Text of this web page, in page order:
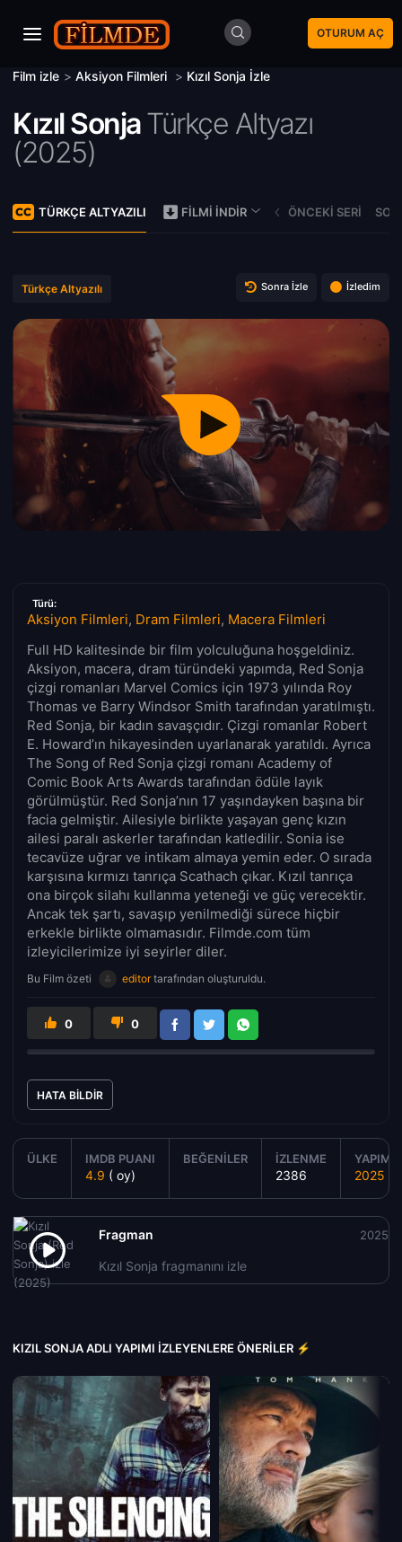
OTURUM AÇ
Film izle > Aksiyon Filmleri > Kızıl Sonja İzle
Kızıl SonjaTürkçe Altyazı
(2025)
TÜRKÇE ALTYAZILI FILMI İNDIR ÖNCEKI SERI
Türkçe Altyazılı Sonra İzle İzledim
Türü:
Aksiyon Filmleri, Dram Filmleri, Macera Filmleri
Full HD kalitesinde bir film yolculuğuna hoşgeldiniz.
Aksiyon, macera, dram türündeki yapımda, Red Sonja
çizgi romanları Marvel Comics için 1973 yılında Roy
Thomas ve Barry Windsor Smith tarafından yaratılmıştı.
Red Sonja, bir kadın savaşçıdır. Çizgi romanlar Robert
E. Howard’ın hikayesinden uyarlanarak yaratıldı. Ayrıca
The Song of Red Sonja çizgi romanı Academy of
Comic Book Arts Awards tarafından ödüle layık
görülmüştür. Red Sonja’nın 17 yaşındayken başına bir
facia gelmiştir. Ailesiyle birlikte yaşayan genç kızın
ailesi paralı askerler tarafından katledilir. Sonia ise
tecavüze uğrar ve intikam almaya yemin eder. O sırada
karşısına kırmızı tanrıça Scathach çıkar. Kızıl tanrıça
ona birçok silahı kullanma yeteneği ve güç verecektir.
Ancak tek şartı, savaşıp yenilmediği sürece hiçbir
erkekle birlikte olmamasıdır. Filmde.com tüm
izleyicilerimize iyi seyirler diler.
Bu Film özeti editortarafından oluşturuldu.
0 0
HATA BILDIR
ÜLKE IMDB PUANI
4.9 ( oy)
BEĞENILER İZLENME
2386
YAPIM
2025
Fragman
Kızıl Sonja fragmanını izle
2025
KIZIL SONJA ADLI YAPIMI İZLEYENLERE ÖNERILER ⚡